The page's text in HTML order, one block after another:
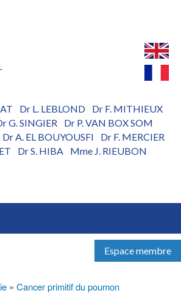
Dr L. LEBLOND
Dr F. MITHIEUX
G. SINGIER- Dr P. VAN BOX SOM
Dr A. EL BOUYOUSFI
Dr F. MERCIER
Dr S. HIBA- Mme J. RIEUBON
Espace membre
Cancer primitif du poumon